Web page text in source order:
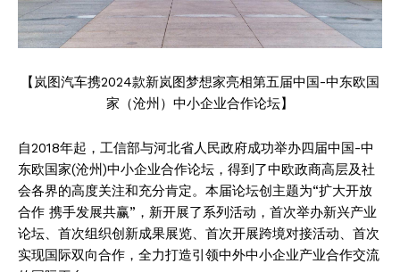
【岚图汽车携2024款新岚图梦想家亮相第五届中国-中东欧国
家（沧州）中小企业合作论坛】
自2018年起，工信部与河北省人民政府成功举办四届中国-中
东欧国家(沧州)中小企业合作论坛，得到了中欧政商高层及社
会各界的高度关注和充分肯定。本届论坛创主题为“扩大开放
合作 携手发展共赢”，新开展了系列活动，首次举办新兴产业
论坛、首次组织创新成果展览、首次开展跨境对接活动、首次
实现国际双向合作，全力打造引领中外中小企业产业合作交流